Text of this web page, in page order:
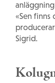
«Sen finns
Sigrid.